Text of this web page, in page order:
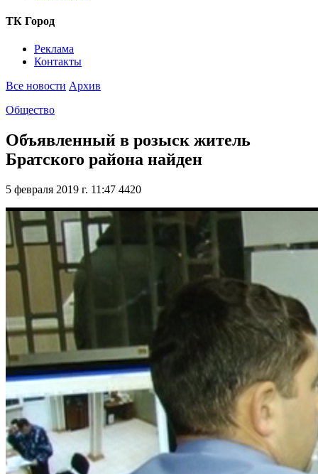
ТК Город
Реклама
Контакты
Все новости Архив
Общество
Объявленный в розыск житель
Братского района найден
5 февраля 2019 г. 11:47 4420